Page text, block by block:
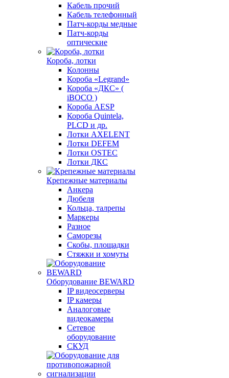
Кабель прочий
Кабель телефонный
Патч-корды медные
Патч-корды
оптические
Короба, лотки
Колонны
Короба «Legrand»
Короба «ДКС» (
iBOCO )
Короба AESP
Короба Quintela,
PLCD и др.
Лотки AXELENT
Лотки DEFEM
Лотки OSTEC
Лотки ДКС
Крепежные материалы
Анкера
Дюбеля
Кольца, талрепы
Маркеры
Разное
Саморезы
Скобы, площадки
Стяжки и хомуты
Оборудование BEWARD
IP видеосерверы
IP камеры
Аналоговые
видеокамеры
Сетевое
оборудование
СКУД